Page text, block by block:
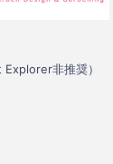
非推奨）